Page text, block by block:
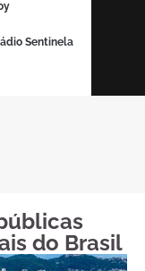
Sentinela
do Brasil